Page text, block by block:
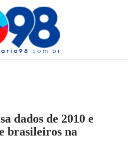
dados de 2010 e
brasileiros na